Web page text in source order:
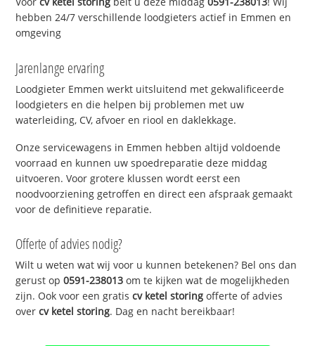
hebben 24/7 verschillende loodgieters actief in Emmen en
omgeving
Jarenlange ervaring
Loodgieter Emmen werkt uitsluitend met gekwalificeerde
loodgieters en die helpen bij problemen met uw
waterleiding, CV, afvoer en riool en daklekkage.
Onze servicewagens in Emmen hebben altijd voldoende
voorraad en kunnen uw spoedreparatie deze middag
uitvoeren. Voor grotere klussen wordt eerst een
noodvoorziening getroffen en direct een afspraak gemaakt
voor de definitieve reparatie.
Offerte of advies nodig?
Wilt u weten wat wij voor u kunnen betekenen? Bel ons dan
gerust op0591-238013 om te kijken wat de mogelijkheden
zijn. Ook voor een gratiscv ketel storing offerte of advies
overcv ketel storing. Dag en nacht bereikbaar!